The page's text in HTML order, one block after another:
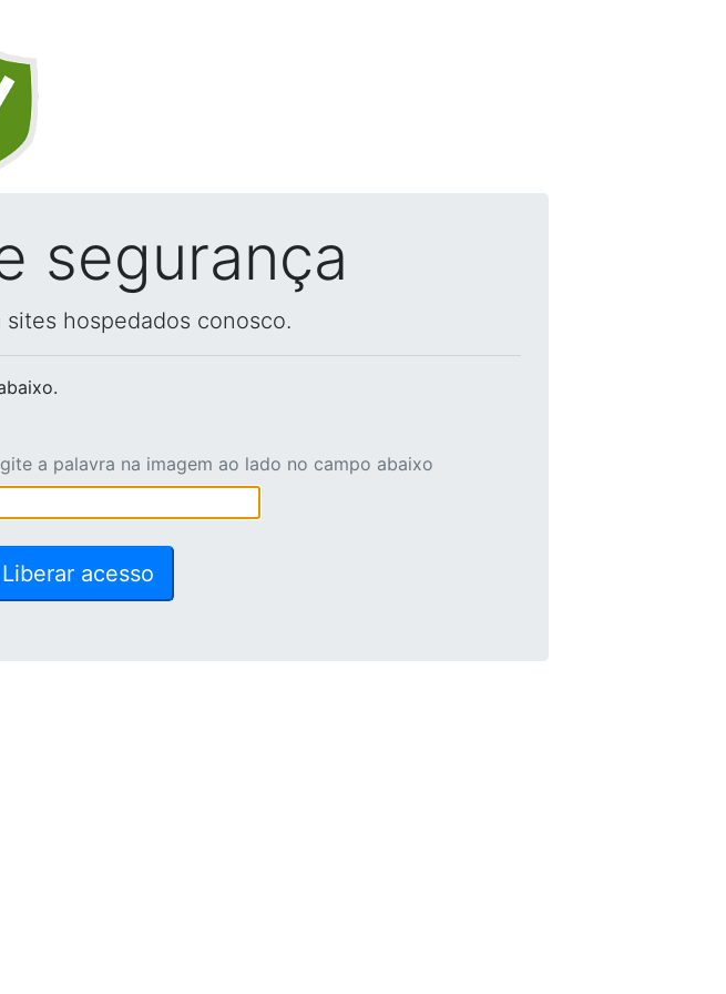
segurança
hospedados conosco.
a palavra na imagem ao lado no campo abaixo